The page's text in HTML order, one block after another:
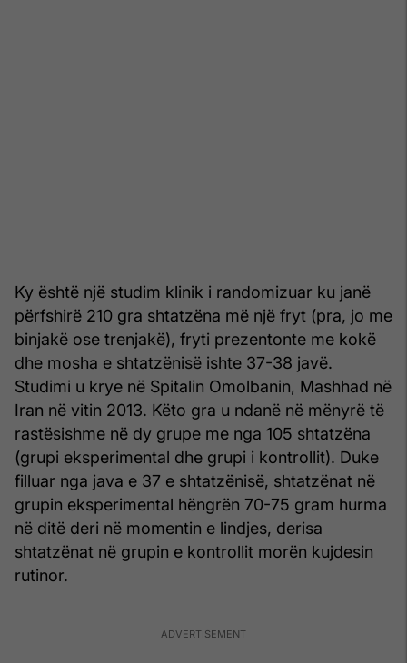
Ky është një studim klinik i randomizuar ku janë
përfshirë 210 gra shtatzëna më një fryt (pra, jo me
binjakë ose trenjakë), fryti prezentonte me kokë
dhe mosha e shtatzënisë ishte 37-38 javë.
Studimi u krye në Spitalin Omolbanin, Mashhad në
Iran në vitin 2013. Këto gra u ndanë në mënyrë të
rastësishme në dy grupe me nga 105 shtatzëna
(grupi eksperimental dhe grupi i kontrollit). Duke
filluar nga java e 37 e shtatzënisë, shtatzënat në
grupin eksperimental hëngrën 70-75 gram hurma
në ditë deri në momentin e lindjes, derisa
shtatzënat në grupin e kontrollit morën kujdesin
rutinor.